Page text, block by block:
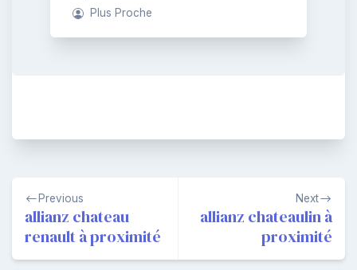
Plus Proche
Navigation
de
l’article
Previous
allianz chateau
renault à proximité
Next
allianz chateaulin à
proximité